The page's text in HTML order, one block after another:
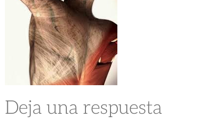
Deja una respuesta